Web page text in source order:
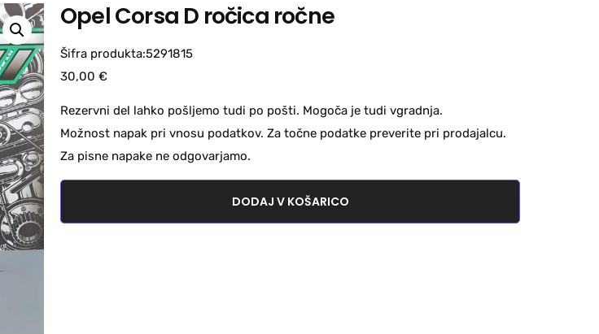
Opel Corsa D ročica ročne
Šifra produkta:5291815
30,00 €
Rezervni del lahko pošljemo tudi po pošti. Mogoča je tudi vgradnja.
Možnost napak pri vnosu podatkov. Za točne podatke preverite pri prodajalcu.
Za pisne napake ne odgovarjamo.
DODAJ V KOŠARICO